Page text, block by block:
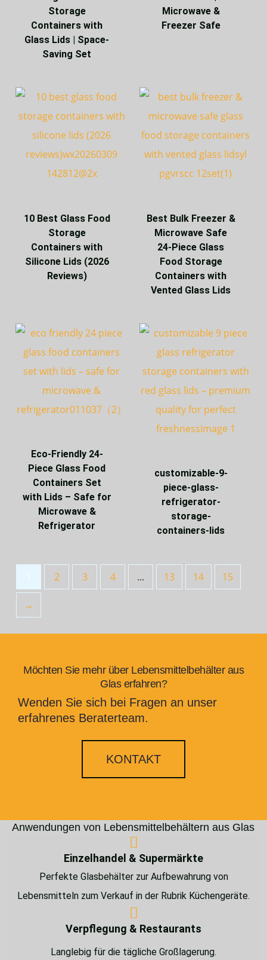
Storage
Containers with
Glass Lids | Space-
Saving Set
Microwave &
Freezer Safe
10 Best Glass Food
Storage
Containers with
Silicone Lids (2026
Reviews)
Best Bulk Freezer &
Microwave Safe
24-Piece Glass
Food Storage
Containers with
Vented Glass Lids
Eco-Friendly 24-
Piece Glass Food
Containers Set
with Lids – Safe for
Microwave &
Refrigerator
customizable-9-
piece-glass-
refrigerator-
storage-
containers-lids
2 3 4 ... 13 14 15
→
Möchten Sie mehr über Lebensmittelbehälter aus
Glas erfahren?
Wenden Sie sich bei Fragen an unser
erfahrenes Beraterteam.
KONTAKT
Anwendungen von Lebensmittelbehältern aus Glas
Einzelhandel & Supermärkte
Perfekte Glasbehälter zur Aufbewahrung von
Lebensmitteln zum Verkauf in der Rubrik Küchengeräte.
Verpflegung & Restaurants
Langlebig für die tägliche Großlagerung.